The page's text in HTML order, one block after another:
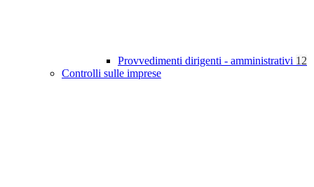
Provvedimenti dirigenti - amministrativi 12
Controlli sulle imprese